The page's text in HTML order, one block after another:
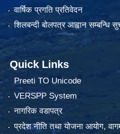
वार्षिक प्रगति प्रतिवेदन
शिलबन्दी बोलपत्र आह्वान सम्बन्धि
Quick Links
Preeti TO Unicode
VERSPP System
नागरिक वडापत्र
प्रदेश नीति तथा योजना आयोग,